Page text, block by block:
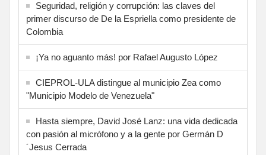
Seguridad, religión y corrupción: las claves del
primer discurso de De la Espriella como presidente de
Colombia
¡Ya no aguanto más! por Rafael Augusto López
CIEPROL-ULA distingue al municipio Zea como
"Municipio Modelo de Venezuela"
Hasta siempre, David José Lanz: una vida dedicada
con pasión al micrófono y a la gente por Germán D
´Jesus Cerrada